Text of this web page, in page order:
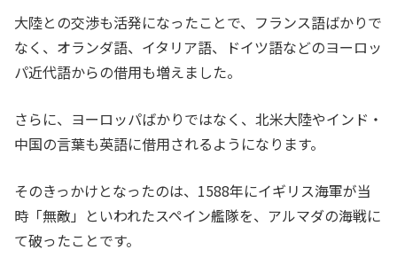
大陸との交渉も活発になったことで、フランス語ばかりで
なく、オランダ語、イタリア語、ドイツ語などのヨーロッ
パ近代語からの借用も増えました。
さらに、ヨーロッパばかりではなく、北米大陸やインド・
中国の言葉も英語に借用されるようになります。
そのきっかけとなったのは、1588年にイギリス海軍が当
時「無敵」といわれたスペイン艦隊を、アルマダの海戦に
て破ったことです。